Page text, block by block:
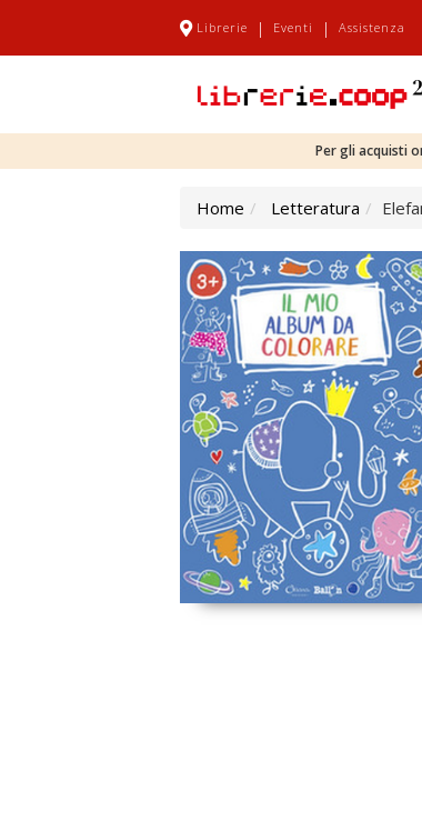
Librerie | Eventi | Assistenza
Per gli acquisti
Home Letteratura